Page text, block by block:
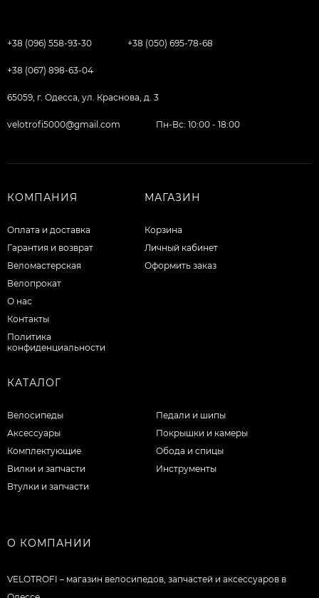
+38 (096) 558-93-30 +38 (050) 695-78-68
+38 (067) 898-63-04
65059, г. Одесса, ул. Краснова, д. 3
velotrofi5000@gmail.com Пн-Вс: 10:00 - 18:00
КОМПАНИЯ
Оплата и доставка
Гарантия и возврат
Веломастерская
Велопрокат
О нас
Контакты
Политика
конфиденциальности
МАГАЗИН
Корзина
Личный кабинет
Оформить заказ
КАТАЛОГ
Велосипеды
Аксессуары
Комплектующие
Вилки и запчасти
Втулки и запчасти
Педали и шипы
Покрышки и камеры
Обода и спицы
Инструменты
О КОМПАНИИ
VELOTROFI – магазин велосипедов, запчастей и аксессуаров в